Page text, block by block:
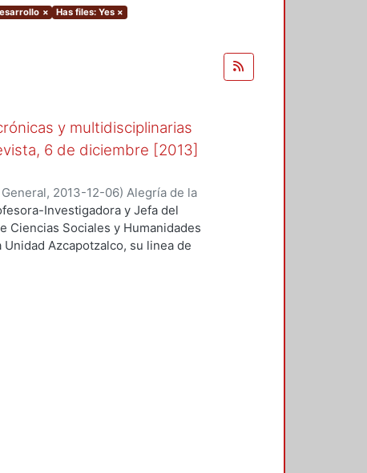
× Has files: Yes ×
y multidisciplinarias
6 de diciembre [2013]
, 2013-12-06) Alegría de la
Investigadora y Jefa del
Ciencias Sociales y Humanidades
Azcapotzalco, su linea de